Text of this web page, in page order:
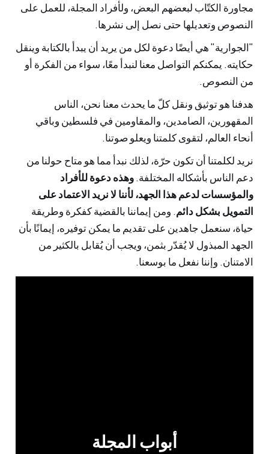
مجاورة الكتّاب لبعضهم البعض، ولأفراد المجلة، للعمل على
النصوص وتعديلها حتى نصل إلى نشرها.
"الجوارية" هي أيضًا دعوة لكل من يريد أن يبدأ بالكتابة وينقل
حكايته. يمكنكم التواصل معنا لنبدأ معًا، سواء من الفكرة أو
من النصوص.
هدفنا هو توثيق ونقل كلّ ما يحدث معنا نحن، الناس
المقهورين، الصامدين، والمقاومين في فلسطين وباقي
أنحاء العالم، لتقوى كلمتنا ويعلو صوتنا.
نريد لكلمتنا أن تكون حرّة، لذلك نبدأ مما هو متاح حولنا من
دعم الناس بأشكاله المختلفة.وهذه دعوة للأفراد
والمؤسسات لدعم هذا الجهد، لأننا لا نريد الاعتماد على
التمويل بشكل دائم. ومن إيماننا بالقضية كفكرة وطريقة
حياة، سنعمل جاهدين على تقديم ما يمكن توفيره، إيمانًا بأن
الجهد المبذول لا يُقدّر بثمن، ويجب أن يُقابل بالكثير من
الامتنان. وإننا نفعل ما بوسعنا.
أبواب المجلة